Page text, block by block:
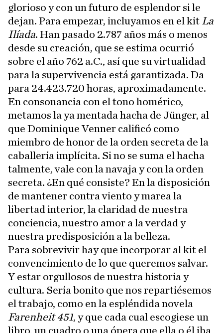
glorioso y con un futuro de esplendor si le
dejan. Para empezar, incluyamos en el kit La
Ilíada. Han pasado 2.787 años más o menos
desde su creación, que se estima ocurrió
sobre el año 762 a.C., así que su virtualidad
para la supervivencia está garantizada. Da
para 24.423.720 horas, aproximadamente.
En consonancia con el tono homérico,
metamos la ya mentada hacha de Jünger, al
que Dominique Venner calificó como
miembro de honor de la orden secreta de la
caballería implícita. Si no se suma el hacha
talmente, vale con la navaja y con la orden
secreta. ¿En qué consiste? En la disposición
de mantener contra viento y marea la
libertad interior, la claridad de nuestra
conciencia, nuestro amor a la verdad y
nuestra predisposición a la belleza.
Para sobrevivir hay que incorporar al kit el
convencimiento de lo que queremos salvar.
Y estar orgullosos de nuestra historia y
cultura. Sería bonito que nos repartiésemos
el trabajo, como en la espléndida novela
Farenheit 451, y que cada cual escogiese un
libro, un cuadro o una ópera que ella o él iba